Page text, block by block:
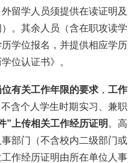
留学人员须提供在读证明及
。其余人员（含在职攻读学
学位报名，并提供相应学历
位认证书》。
有关工作年限的要求 ， 工作
不含个人学生时期实习、兼职
”上传相关工作经历证明 。高
部门（不含校内二级部门或
作经历证明由所在单位人事